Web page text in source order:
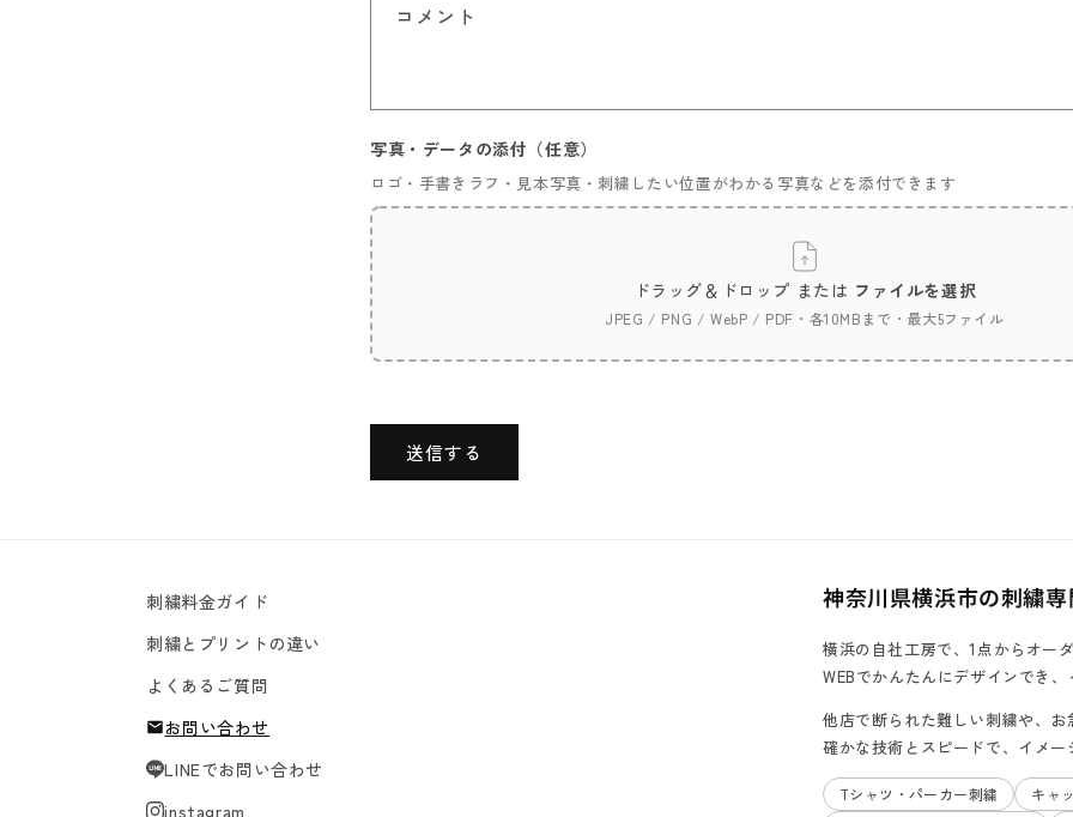
コメント
写真・データの添付（任意）
ロゴ・手書きラフ・見本写真・刺繍したい位置がわかる写真などを添付できます
ドラッグ＆ドロップ または ファイルを選択
JPEG / PNG / WebP / PDF・各10MBまで・最大5ファイル
送信する
刺繍料金ガイド
刺繍とプリントの違い
よくあるご質問
お問い合わせ
LINEでお問い合わせ
instagram
神奈川県横浜市の刺繍
横浜の自社工房で、1点からオー
WEBでかんたんにデザインでき
他店で断られた難しい刺繍や、
確かな技術とスピードで、イメ
Tシャツ・パーカー刺繍
キャ